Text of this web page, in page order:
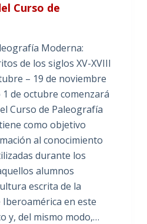
Curso de
Moderna:
de los siglos XV-XVIII
– 19 de noviembre
de octubre comenzará
Curso de Paleografía
como objetivo
al conocimiento
durante los
alumnos
escrita de la
en este
y, del mismo modo,…